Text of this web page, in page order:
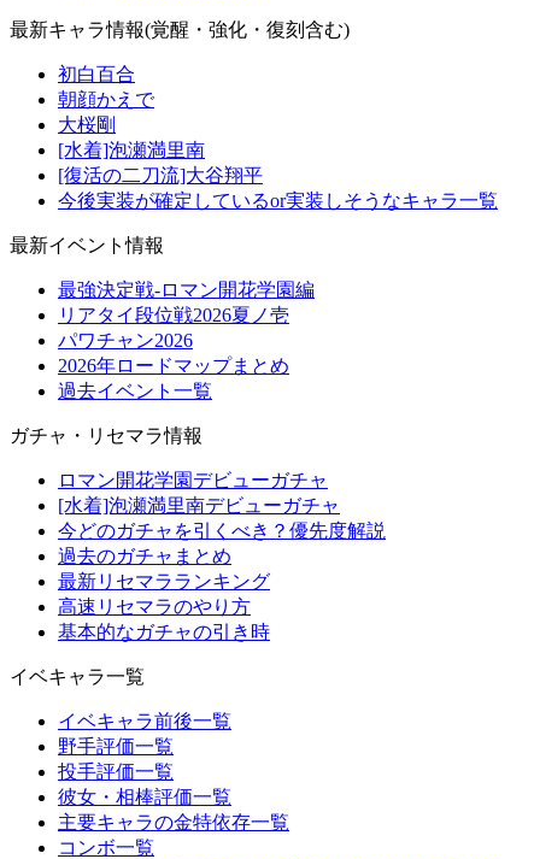
最新キャラ情報(覚醒・強化・復刻含む)
初白百合
朝顔かえで
大桜剛
[水着]泡瀬満里南
[復活の二刀流]大谷翔平
今後実装が確定しているor実装しそうなキャラ一覧
最新イベント情報
最強決定戦-ロマン開花学園編
リアタイ段位戦2026夏ノ壱
パワチャン2026
2026年ロードマップまとめ
過去イベント一覧
ガチャ・リセマラ情報
ロマン開花学園デビューガチャ
[水着]泡瀬満里南デビューガチャ
今どのガチャを引くべき？優先度解説
過去のガチャまとめ
最新リセマラランキング
高速リセマラのやり方
基本的なガチャの引き時
イベキャラ一覧
イベキャラ前後一覧
野手評価一覧
投手評価一覧
彼女・相棒評価一覧
主要キャラの金特依存一覧
コンボ一覧